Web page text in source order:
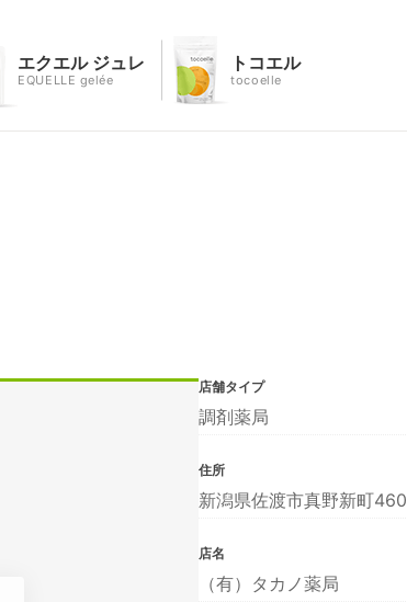
エクエル ジュレ
EQUELLE gelée
トコエル
tocoelle
店舗タイプ
調剤薬局
住所
新潟県佐渡市真野新町460
店名
（有）タカノ薬局